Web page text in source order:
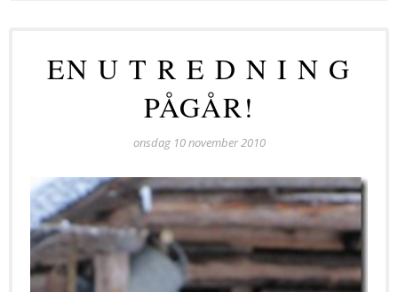
EN U T R E D N I N G
PÅGÅR!
onsdag 10 november 2010